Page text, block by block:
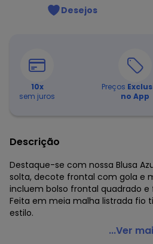
Desejos
10x
sem juros
Preços
no App
Descrição
Destaque-se com nossa Blusa
solta, decote frontal com gola e
incluem bolso frontal quadrado
Feita em meia malha listrada fio
estilo.
Bimini - Camisa Marrom em
...Ver